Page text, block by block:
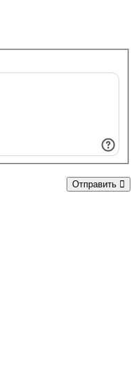
Отправить